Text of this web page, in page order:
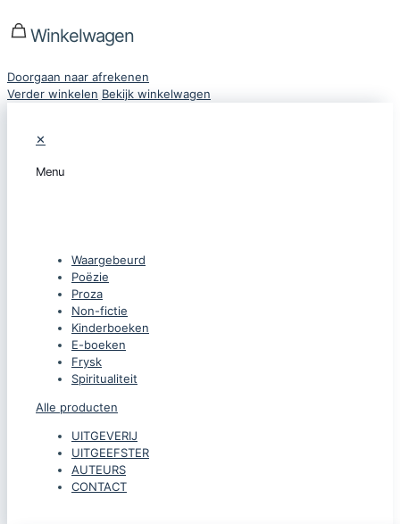
Winkelwagen
Doorgaan naar afrekenen
Verder winkelen Bekijk winkelwagen
✕
Menu
Waargebeurd
Poëzie
Proza
Non-fictie
Kinderboeken
E-boeken
Frysk
Spiritualiteit
Alle producten
UITGEVERIJ
UITGEEFSTER
AUTEURS
CONTACT